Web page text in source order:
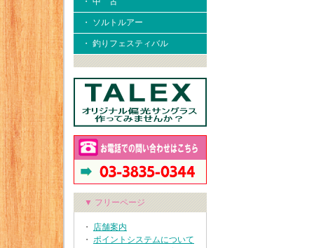
・ ソルトルアー
・ 釣りフェスティバル
▼ フリーページ
・ 店舗案内
・ ポイントシステムについて